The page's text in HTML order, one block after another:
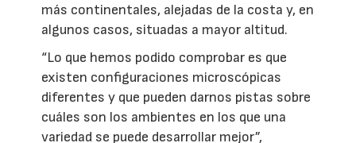
más continentales, alejadas de la costa y, en
algunos casos, situadas a mayor altitud.
“Lo que hemos podido comprobar es que
existen configuraciones microscópicas
diferentes y que pueden darnos pistas sobre
cuáles son los ambientes en los que una
variedad se puede desarrollar mejor”,